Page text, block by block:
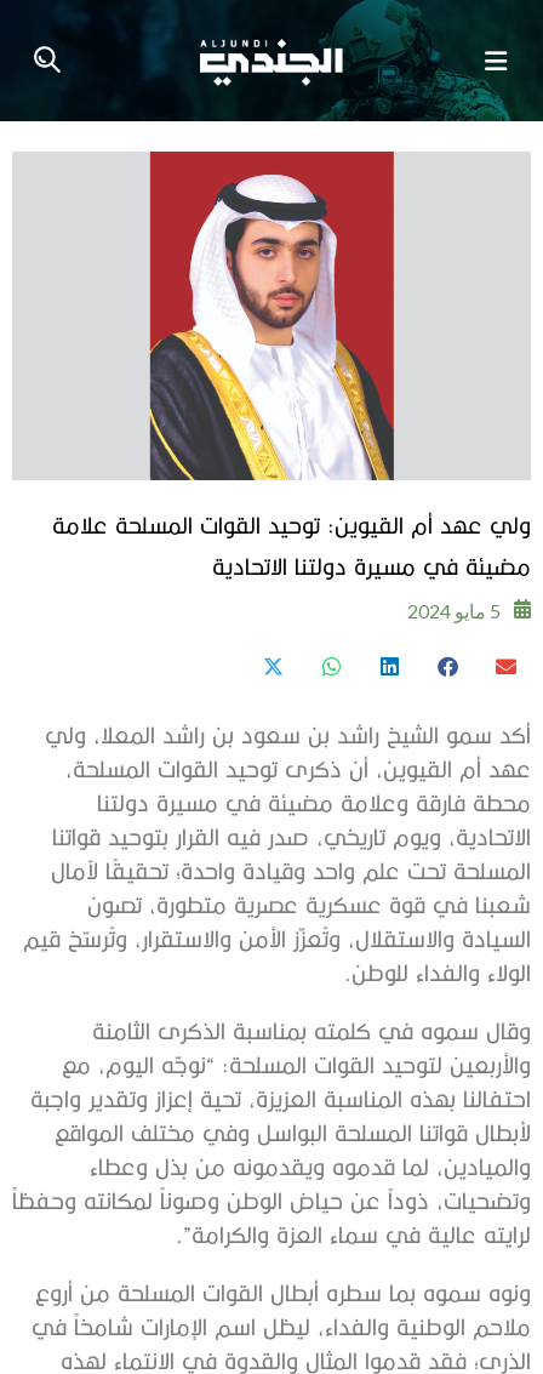
ولي عهد أم القيوين: توحيد القوات المسلحة علامة
مضيئة في مسيرة دولتنا الاتحادية
5 مايو 2024
أكد سمو الشيخ راشد بن سعود بن راشد المعلا، ولي
عهد أم القيوين، أن ذكرى توحيد القوات المسلحة،
محطة فارقة وعلامة مضيئة في مسيرة دولتنا
الاتحادية، ويوم تاريخي، صدر فيه القرار بتوحيد قواتنا
المسلحة تحت علم واحد وقيادة واحدة؛ تحقيقًا لآمال
شعبنا في قوة عسكرية عصرية متطورة، تصون
السيادة والاستقلال، وتُعزّز الأمن والاستقرار، وتُرسّخ قيم
الولاء والفداء للوطن.
وقال سموه في كلمته بمناسبة الذكرى الثامنة
والأربعين لتوحيد القوات المسلحة: “نوجّه اليوم، مع
احتفالنا بهذه المناسبة العزيزة، تحية إعزاز وتقدير واجبة
لأبطال قواتنا المسلحة البواسل وفي مختلف المواقع
والميادين، لما قدموه ويقدمونه من بذل وعطاء
وتضحيات، ذوداً عن حياض الوطن وصوناً لمكانته وحفظاً
لرايته عالية في سماء العزة والكرامة”.
ونوه سموه بما سطره أبطال القوات المسلحة من أروع
ملاحم الوطنية والفداء، ليظل اسم الإمارات شامخاً في
الذرى؛ فقد قدموا المثال والقدوة في الانتماء لهذه